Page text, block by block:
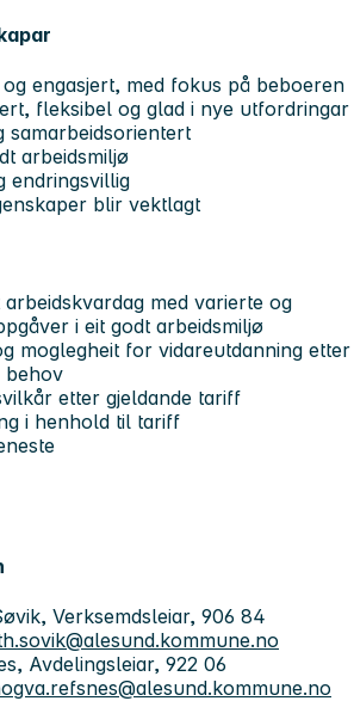
engasjert, med fokus på beboeren
fleksibel og glad i nye utfordringar
samarbeidsorientert
arbeidsmiljø
endringsvillig
blir vektlagt
arbeidskvardag med varierte og
i eit godt arbeidsmiljø
moglegheit for vidareutdanning etter
behov
etter gjeldande tariff
i henhold til tariff
Verksemdsleiar, 906 84
Avdelingsleiar, 922 06